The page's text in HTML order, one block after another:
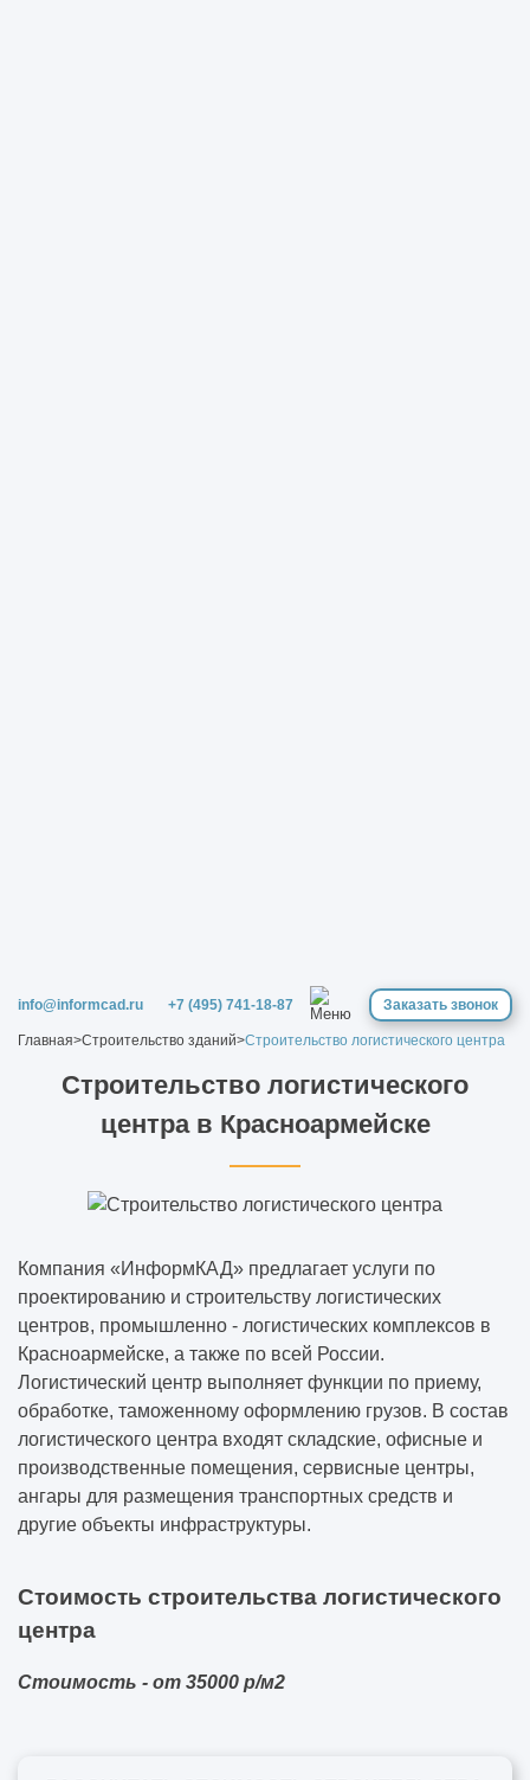
info@informcad.ru +7 (495) 741-18-87 Заказать звонок
Главная>Строительство зданий>Строительство логистического центра
Строительство логистического
центра в Красноармейске
Компания «ИнформКАД» предлагает услуги по
проектированию и строительству логистических
центров, промышленно - логистических комплексов в
Красноармейске, а также по всей России.
Логистический центр выполняет функции по приему,
обработке, таможенному оформлению грузов. В состав
логистического центра входят складские, офисные и
производственные помещения, сервисные центры,
ангары для размещения транспортных средств и
другие объекты инфраструктуры.
Стоимость строительства логистического
центра
Стоимость - от 35000 р/м2